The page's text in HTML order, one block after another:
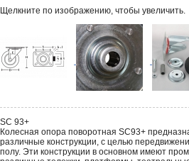
Щелкните по изображению, чтобы увеличить.
SC 93+
Колесная опора поворотная SC93+
различные конструкции, с целью
полу. Эти конструкции в основном имеют